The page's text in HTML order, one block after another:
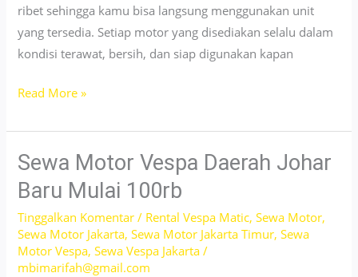
ribet sehingga kamu bisa langsung menggunakan unit
yang tersedia. Setiap motor yang disediakan selalu dalam
kondisi terawat, bersih, dan siap digunakan kapan
Sewa
Daerah
Cempaka
Putih
Lepas
Kunci
Read More »
Sewa Motor Vespa Daerah Johar
Baru Mulai 100rb
Tinggalkan Komentar / Rental Vespa Matic,Sewa Motor,
Sewa Motor Jakarta,Sewa Motor Jakarta Timur,Sewa
Motor Vespa,Sewa Vespa Jakarta /
mbimarifah@gmail.com